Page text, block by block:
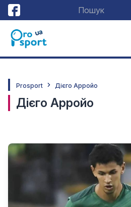
Prosport Дієго Арройо
Дієго Арройо